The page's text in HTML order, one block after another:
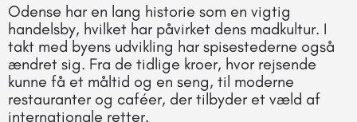
Odense har en lang historie som en vigtig
handelsby, hvilket har påvirket dens madkultur. I
takt med byens udvikling har spisestederne også
ændret sig. Fra de tidlige kroer, hvor rejsende
kunne få et måltid og en seng, til moderne
restauranter og caféer, der tilbyder et væld af
internationale retter.